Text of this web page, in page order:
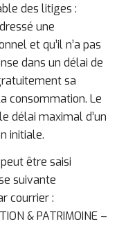
des litiges :
une
et qu’il n’a pas
dans un délai de
sa
consommation. Le
délai maximal d’un
initiale.
être saisi
suivante
courrier :
& PATRIMOINE –